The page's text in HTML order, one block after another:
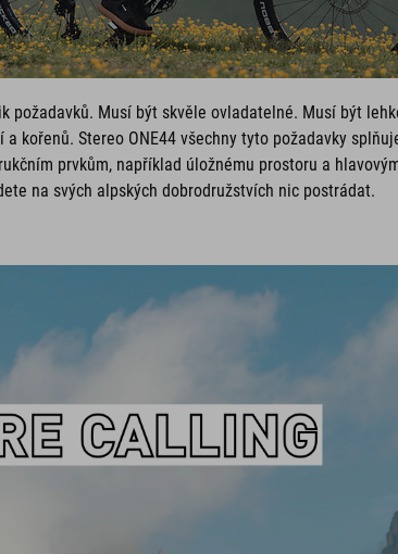
požadavků. Musí být skvěle ovladatelné. Musí být
kořenů. Stereo ONE44 všechny tyto požadavky
prvkům, například úložnému prostoru a
na svých alpských dobrodružstvích nic postrádat.